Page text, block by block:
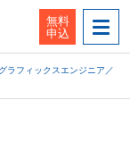
無料
申込
グラフィックスエンジニア／